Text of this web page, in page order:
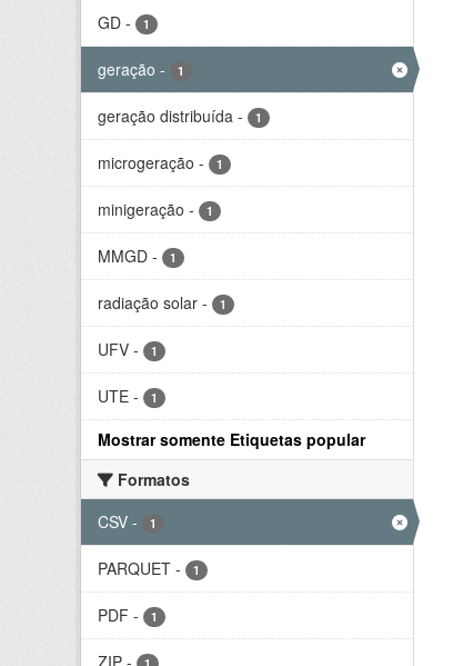
GD - 1
geração - 1
geração distribuída - 1
microgeração - 1
minigeração - 1
MMGD - 1
radiação solar - 1
UFV - 1
UTE - 1
Mostrar somente Etiquetas popular
Formatos
CSV - 1
PARQUET - 1
PDF - 1
ZIP -